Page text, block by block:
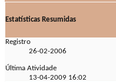
Estatísticas Resumidas
Registro
26-02-2006
Última Atividade
13-04-2009 16:02